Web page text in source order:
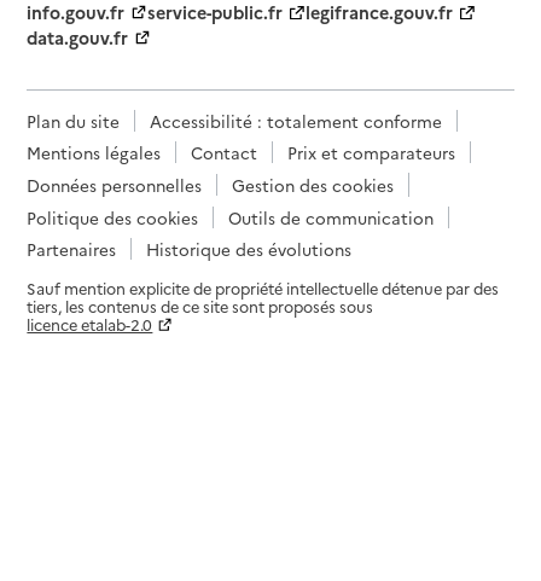
info.gouv.fr
service-public.fr
legifrance.gouv.fr
data.gouv.fr
Plan du site
Accessibilité : totalement conforme
Mentions légales
Contact
Prix et comparateurs
Données personnelles
Gestion des cookies
Politique des cookies
Outils de communication
Partenaires
Historique des évolutions
Sauf mention explicite de propriété intellectuelle détenue par des
tiers, les contenus de ce site sont proposés sous
licence etalab-2.0